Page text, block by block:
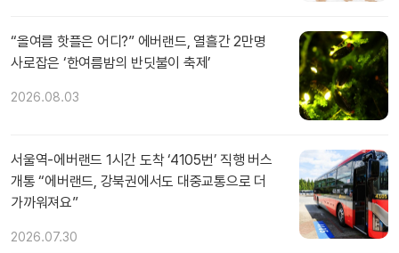
“올여름 핫플은 어디?” 에버랜드, 열흘간 2만명
사로잡은 ‘한여름밤의 반딧불이 축제’
2026.08.03
서울역-에버랜드 1시간 도착 ‘4105번’ 직행 버스
개통 “에버랜드, 강북권에서도 대중교통으로 더
가까워져요”
2026.07.30